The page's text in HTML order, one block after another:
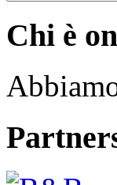
Chi è